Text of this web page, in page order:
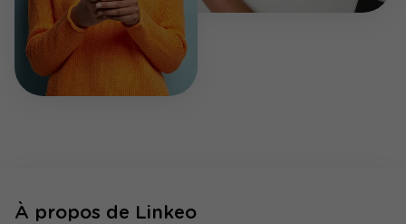
À propos de Linkeo